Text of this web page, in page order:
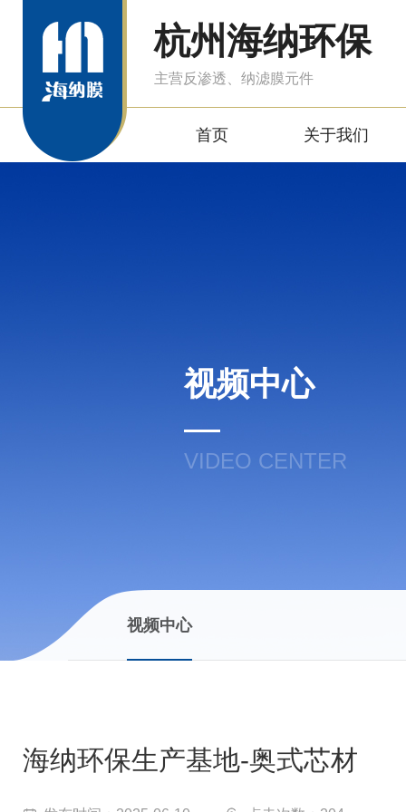
杭州海纳环保
主营反渗透、纳滤膜元件
首页 关于我们
视频中心
VIDEO CENTER
视频中心
海纳环保生产基地-奥式芯材